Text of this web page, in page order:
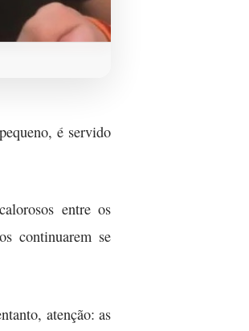
é servido
entre os
continuarem se
atenção: as